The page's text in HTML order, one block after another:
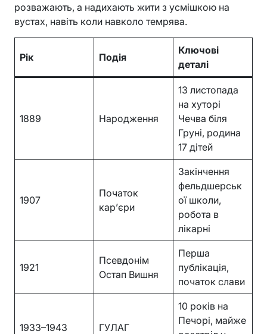
розважають, а надихають жити з усмішкою на
вустах, навіть коли навколо темрява.
Рік Подія
Ключові
деталі
1889 Народження
13 листопада
на хуторі
Чечва біля
Груні, родина
17 дітей
1907
Початок
кар’єри
Закінчення
фельдшерськ
ої школи,
робота в
лікарні
1921
Псевдонім
Остап Вишня
Перша
публікація,
початок слави
1933–1943 ГУЛАГ
10 років на
Печорі, майже